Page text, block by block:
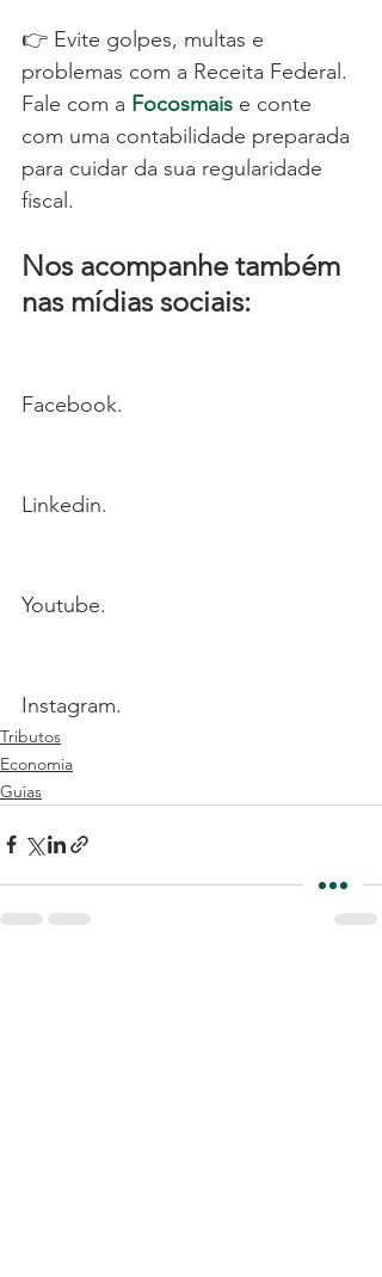
👉 Evite golpes, multas e
problemas com a Receita Federal.
Fale com a Focosmais e conte
com uma contabilidade preparada
para cuidar da sua regularidade
fiscal.
Nos acompanhe também
nas mídias sociais:
Facebook.
Linkedin.
Youtube.
Instagram.
Tributos
Economia
Guias